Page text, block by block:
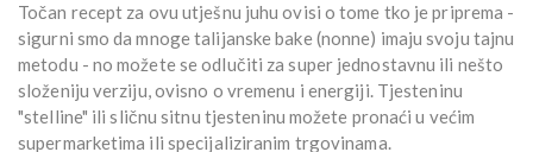
Točan recept za ovu utješnu juhu ovisi o tome tko je priprema -
sigurni smo da mnoge talijanske bake (nonne) imaju svoju tajnu
metodu - no možete se odlučiti za super jednostavnu ili nešto
složeniju verziju, ovisno o vremenu i energiji. Tjesteninu
"stelline" ili sličnu sitnu tjesteninu možete pronaći u većim
supermarketima ili specijaliziranim trgovinama.